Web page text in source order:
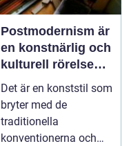
Postmodernism är
en konstnärlig och
kulturell rörelse
som började ta
form under 1960-
talet och fortsatte
att växa i
Det är en konststil som
bryter med de
traditionella
konventionerna och